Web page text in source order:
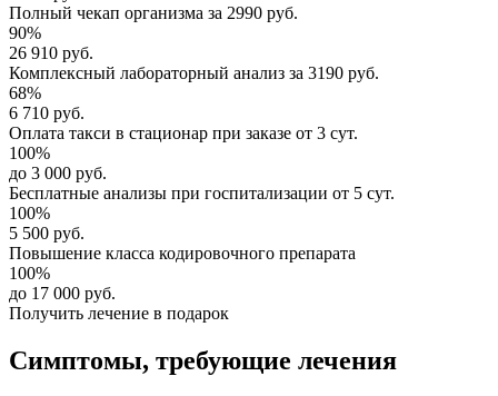
Полный чекап организма за 2990 руб.
90%
26 910 руб.
Комплексный лабораторный анализ за 3190 руб.
68%
6 710 руб.
Оплата такси в стационар при заказе от 3 сут.
100%
до 3 000 руб.
Бесплатные анализы при госпитализации от 5 сут.
100%
5 500 руб.
Повышение класса кодировочного препарата
100%
до 17 000 руб.
Получить лечение в подарок
Симптомы, требующие лечения